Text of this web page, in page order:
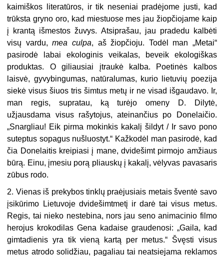
kaimiškos literatūros, ir tik neseniai pradėjome justi, kad
trūksta gryno oro, kad miestuose mes jau žiopčiojame kaip
į krantą išmestos žuvys. Atsiprašau, jau pradedu kalbėti
visų vardu,mea culpa, aš žiopčioju. Todėl man „Metai“
pasirodė labai ekologinis veikalas, beveik ekologiškas
produktas. O giliausiai įtraukė kalba. Poetinės kalbos
laisvė, gyvybingumas, natūralumas, kurio lietuvių poezija
siekė visus šiuos tris šimtus metų ir ne visad išgaudavo. Ir,
man regis, supratau, ką turėjo omeny D. Dilytė,
užjausdama visus rašytojus, ateinančius po Donelaičio.
„Snargliau! Eik pirma mokinkis kakalį šildyt / Ir savo pono
suteptus sopagus nušluostyt.“ Kažkodėl man pasirodė, kad
čia Donelaitis kreipiasi į mane, dvidešimt pirmojo amžiaus
būrą. Einu, įmesiu porą pliauskų į kakalį, vėlyvas pavasaris
zūbus rodo.
2. Vienas iš prekybos tinklų praėjusiais metais šventė savo
įsikūrimo Lietuvoje dvidešimtmetį ir darė tai visus metus.
Regis, tai nieko nestebina, nors jau seno animacinio filmo
herojus krokodilas Gena kadaise graudenosi: „Gaila, kad
gimtadienis yra tik vieną kartą per metus.“ Švęsti visus
metus atrodo solidžiau, pagaliau tai neatsiejama reklamos